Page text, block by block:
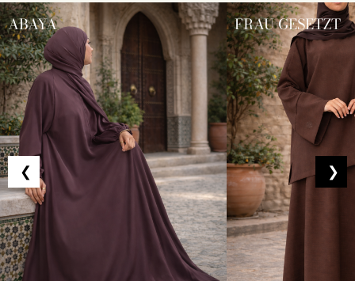
ABAYA FRAU GESETZT
❮ ❯